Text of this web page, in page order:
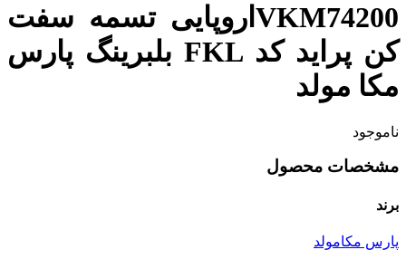
VKM74200اروپایی تسمه سفت
کن پراید کد FKL بلبرینگ پارس
مکا مولد
ناموجود
مشخصات محصول
برند
پارس مکامولد